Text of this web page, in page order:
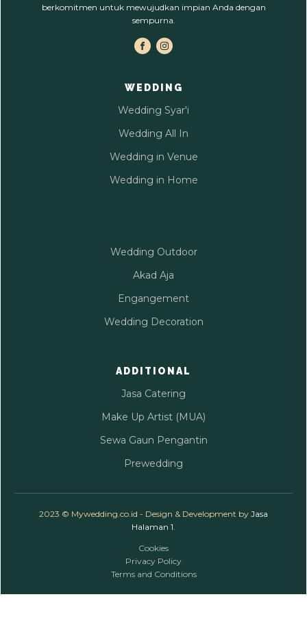
berkomitmen untuk mewujudkan impian Anda dengan
sempurna.
WEDDING
Wedding Syar'i
Wedding All In
Wedding in Venue
Wedding in Home
Wedding Outdoor
Akad Aja
Engangement
Wedding Decoration
ADDITIONAL
Jasa Catering
Make Up Artist (MUA)
Sewa Gaun Pengantin
Prewedding
2023 © Mywedding.co.id - Design & Development by Jasa
Halaman 1
Cookies
Privacy Policy
Terms and Conditions